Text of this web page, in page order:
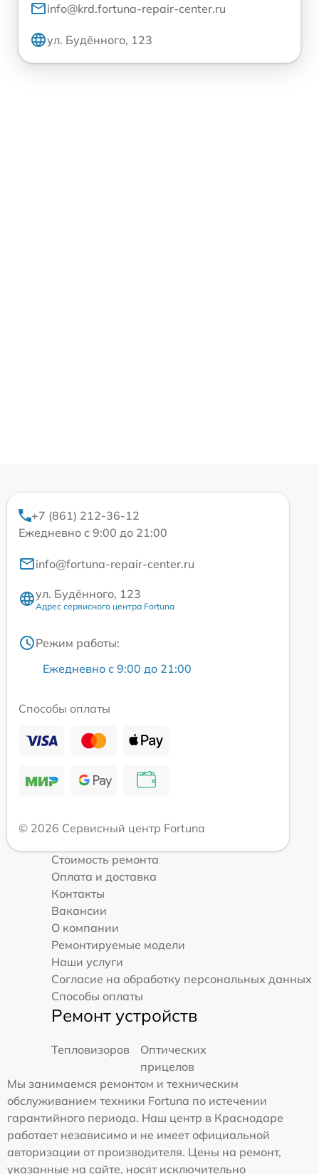
info@krd.fortuna-repair-center.ru
ул. Будённого, 123
+7 (861) 212-36-12
Ежедневно с 9:00 до 21:00
info@fortuna-repair-center.ru
ул. Будённого, 123
Адрес сервисного центра Fortuna
Режим работы:
Ежедневно с 9:00 до 21:00
Способы оплаты
© 2026 Сервисный центр Fortuna
Стоимость ремонта
Оплата и доставка
Контакты
Вакансии
О компании
Ремонтируемые модели
Наши услуги
Согласие на обработку персональных данных
Способы оплаты
Ремонт устройств
Тепловизоров
Оптических
прицелов
Мы занимаемся ремонтом и техническим
обслуживанием техники Fortuna по истечении
гарантийного периода. Наш центр в Краснодаре
работает независимо и не имеет официальной
авторизации от производителя. Цены на ремонт,
указанные на сайте, носят исключительно